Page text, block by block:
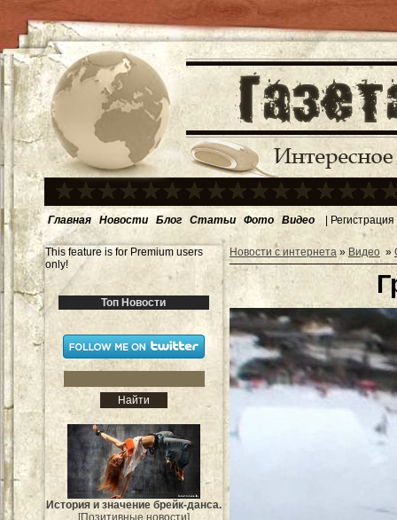
Главная Новости Блог Статьи Фото Видео | Регистрация
This feature is for Premium users
only!
Топ Новости
История и значение брейк-данса.
Новости с интернета » Видео »